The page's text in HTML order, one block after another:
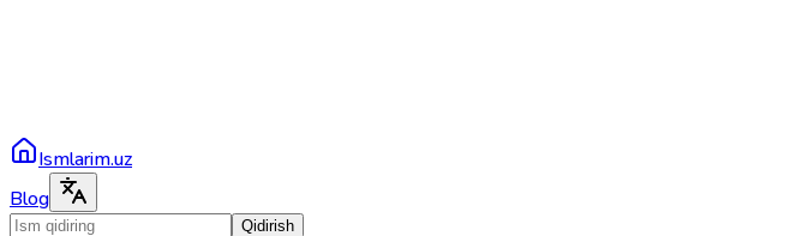
Ismlarim.uz
Blog
Qidirish